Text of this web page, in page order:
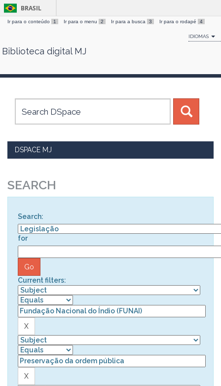
Skip
BRASIL
Ir para o conteúdo 1 Ir para o menu 2 Ir para a busca 3 Ir para o rodapé 4
IDIOMAS
Biblioteca digital MJ
DSPACE MJ
SEARCH
Search:
for
Current filters: